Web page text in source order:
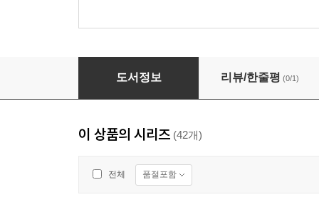
EBS 수능완성 직업탐구영역 성공적인 직업생
도서정보 리뷰/한줄평 (0/1)
이 상품의 시리즈 (42개)
전체 품절포함